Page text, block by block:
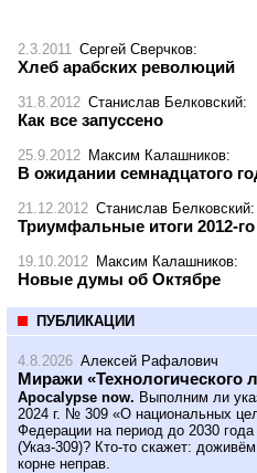
2.3.2011 Сергей Сверчков:
Хлеб арабских революций
31.8.2012 Станислав Белковский:
Как все запуссено
25.9.2012 Максим Калашников:
В ожидании семнадцатого
21.12.2012 Станислав Белковский:
Триумфальные итоги 2012-го
19.10.2012 Максим Калашников:
Новые думы об Октябре
ПУБЛИКАЦИИ
4.8.2026 Алексей Рафалович
Миражи «Технологического
Apocalypse now. Выполним ли
2024 г. № 309 «О национальных
Федерации на период до 2030
(Указ-309)? Кто-то скажет:
корне неправ.